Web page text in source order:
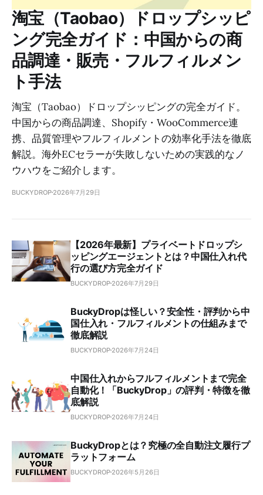
淘宝（Taobao）ドロップシッピ
ング完全ガイド：中国からの商
品調達・販売・フルフィルメン
ト手法
淘宝（Taobao）ドロップシッピングの完全ガイド。
中国からの商品調達、Shopify・WooCommerce連
携、品質管理やフルフィルメントの効率化手法を徹底
解説。海外ECセラーが失敗しないための実践的なノ
ウハウをご紹介します。
BUCKYDROP 2026年7月29日
【2026年最新】プライベートドロップシ
ッピングエージェントとは？中国仕入れ代
行の選び方完全ガイド
BUCKYDROP 2026年7月29日
BuckyDropは怪しい？安全性・評判から中
国仕入れ・フルフィルメントの仕組みまで
徹底解説
BUCKYDROP 2026年7月24日
中国仕入れからフルフィルメントまで完全
自動化！「BuckyDrop」の評判・特徴を徹
底解説
BUCKYDROP 2026年7月24日
BuckyDropとは？究極の全自動注文履行プ
ラットフォーム
BUCKYDROP 2026年5月26日